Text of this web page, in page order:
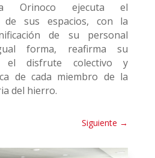
Orinoco ejecuta el
de sus espacios, con la
de su personal
forma, reafirma su
el disfrute colectivo y
de cada miembro de la
del hierro.
Siguiente →